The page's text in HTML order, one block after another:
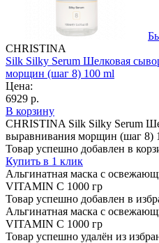
CHRISTINA
Silk Silky Serum Шелковая
морщин (шаг 8) 100 ml
Цена:
6929 р.
В корзину
CHRISTINA Silk Silky Serum
выравнивания морщин (шаг 8)
Товар успешно добавлен в
Купить в 1 клик
Альгинатная маска с
VITAMIN C 1000 гр
Товар успешно добавлен в
Альгинатная маска с
VITAMIN C 1000 гр
Товар успешно удалён из